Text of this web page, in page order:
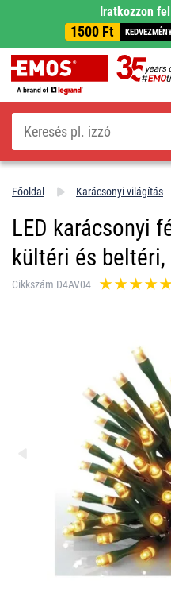
Iratkozzon
1500 Ft
Keresés
Főoldal Karácsonyi világítás
LED karácsonyi
kültéri és
Cikkszám D4AV04